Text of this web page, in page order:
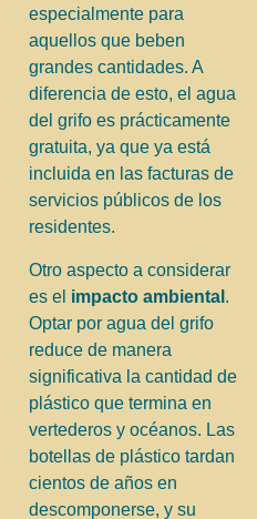
especialmente para
aquellos que beben
grandes cantidades. A
diferencia de esto, el agua
del grifo es prácticamente
gratuita, ya que ya está
incluida en las facturas de
servicios públicos de los
residentes.
Otro aspecto a considerar
es el impacto ambiental .
Optar por agua del grifo
reduce de manera
significativa la cantidad de
plástico que termina en
vertederos y océanos. Las
botellas de plástico tardan
cientos de años en
descomponerse, y su